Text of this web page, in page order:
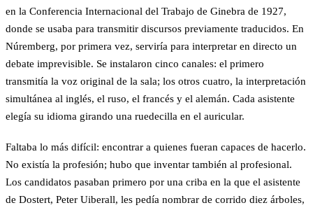
en la Conferencia Internacional del Trabajo de Ginebra de 1927,
donde se usaba para transmitir discursos previamente traducidos. En
Núremberg, por primera vez, serviría para interpretar en directo un
debate imprevisible. Se instalaron cinco canales: el primero
transmitía la voz original de la sala; los otros cuatro, la interpretación
simultánea al inglés, el ruso, el francés y el alemán. Cada asistente
elegía su idioma girando una ruedecilla en el auricular.
Faltaba lo más difícil: encontrar a quienes fueran capaces de hacerlo.
No existía la profesión; hubo que inventar también al profesional.
Los candidatos pasaban primero por una criba en la que el asistente
de Dostert, Peter Uiberall, les pedía nombrar de corrido diez árboles,